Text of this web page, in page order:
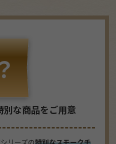
別な商品をご用意
リーズの特別なスモークチ